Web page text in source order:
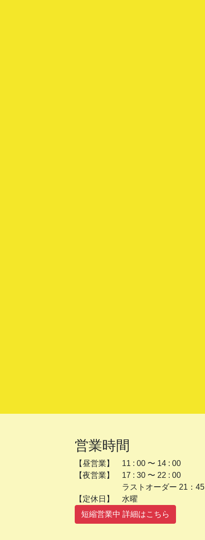
営業時間
【昼営業】 11 : 00 〜 14 : 00
【夜営業】 17 : 30 〜 22 : 00
ラストオーダー 21：45
【定休日】 水曜
短縮営業中 詳細はこちら